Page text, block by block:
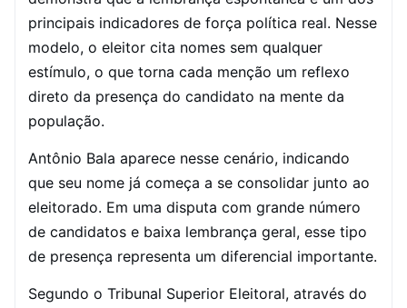
principais indicadores de força política real. Nesse
modelo, o eleitor cita nomes sem qualquer
estímulo, o que torna cada menção um reflexo
direto da presença do candidato na mente da
população.
Antônio Bala aparece nesse cenário, indicando
que seu nome já começa a se consolidar junto ao
eleitorado. Em uma disputa com grande número
de candidatos e baixa lembrança geral, esse tipo
de presença representa um diferencial importante.
Segundo o Tribunal Superior Eleitoral, através do